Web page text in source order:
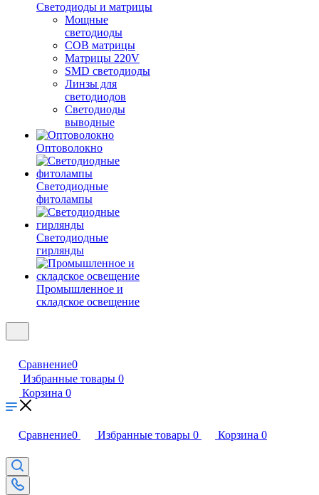
Светодиоды и матрицы
Мощные
светодиоды
COB матрицы
Матрицы 220V
SMD светодиоды
Линзы для
светодиодов
Светодиоды
выводные
Оптоволокно
Светодиодные
фитолампы
Светодиодные
гирлянды
Промышленное и
складское освещение
Сравнение0
Избранные товары 0
Корзина 0
Сравнение0 Избранные товары 0 Корзина 0